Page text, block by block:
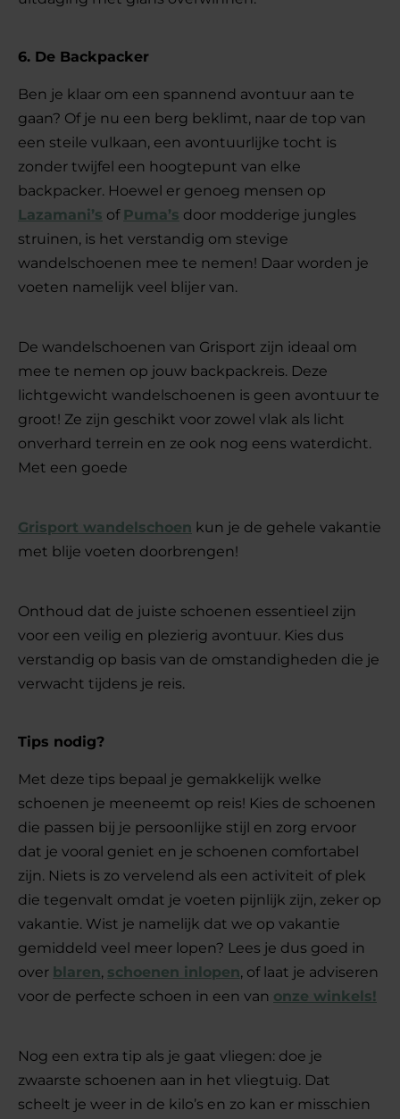
6. De Backpacker
Ben je klaar om een spannend avontuur aan te
gaan? Of je nu een berg beklimt, naar de top van
een steile vulkaan, een avontuurlijke tocht is
zonder twijfel een hoogtepunt van elke
backpacker. Hoewel er genoeg mensen op
Lazamani’s of Puma’s door modderige jungles
struinen, is het verstandig om stevige
wandelschoenen mee te nemen! Daar worden je
voeten namelijk veel blijer van.
De wandelschoenen van Grisport zijn ideaal om
mee te nemen op jouw backpackreis. Deze
lichtgewicht wandelschoenen is geen avontuur te
groot! Ze zijn geschikt voor zowel vlak als licht
onverhard terrein en ze ook nog eens waterdicht.
Met een goede
Grisport wandelschoen kun je de gehele vakantie
met blije voeten doorbrengen!
Onthoud dat de juiste schoenen essentieel zijn
voor een veilig en plezierig avontuur. Kies dus
verstandig op basis van de omstandigheden die je
verwacht tijdens je reis.
Tips nodig?
Met deze tips bepaal je gemakkelijk welke
schoenen je meeneemt op reis! Kies de schoenen
die passen bij je persoonlijke stijl en zorg ervoor
dat je vooral geniet en je schoenen comfortabel
zijn. Niets is zo vervelend als een activiteit of plek
die tegenvalt omdat je voeten pijnlijk zijn, zeker op
vakantie. Wist je namelijk dat we op vakantie
gemiddeld veel meer lopen? Lees je dus goed in
over blaren, schoenen inlopen, of laat je adviseren
voor de perfecte schoen in een van onze winkels!
Nog een extra tip als je gaat vliegen: doe je
zwaarste schoenen aan in het vliegtuig. Dat
scheelt je weer in de kilo’s en zo kan er misschien